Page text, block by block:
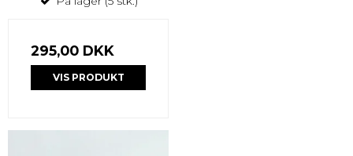
295,00 DKK
VIS PRODUKT